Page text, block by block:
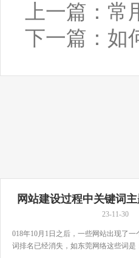
上一篇： 常
下一篇： 如
网站建设过程中关键词
么办？
23-11-30
018年10月1日之后，一些网站出现了
词排名已经消失，如东莞网络这些词